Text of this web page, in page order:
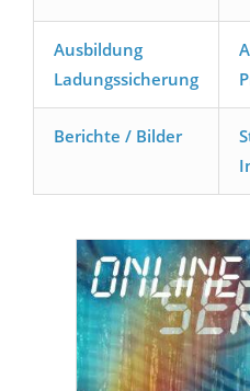
Ausbildung
Ladungssicherung
Berichte / Bilder